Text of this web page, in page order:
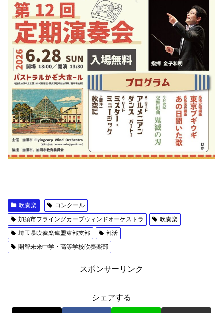
吹奏楽
コンクール
加須市フライングカープウィンドオーケストラ
吹奏楽
埼玉県吹奏楽連盟東部支部
部活
開智未来中学・高等学校吹奏楽部
スポンサーリンク
シェアする